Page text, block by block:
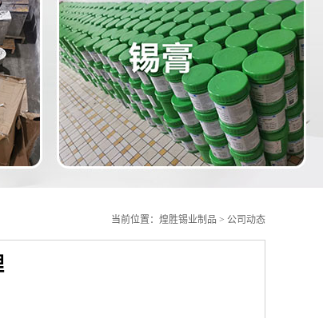
当前位置： 煌胜锡业制品 > 公司动态